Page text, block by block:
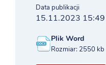
Data publikacji
15.11.2023 15:49
Plik Word
Rozmiar: 2550 kb